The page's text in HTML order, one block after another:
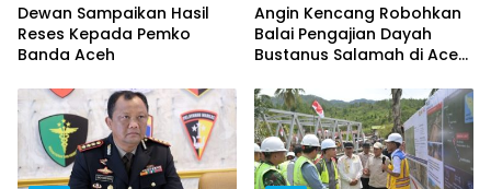
Dewan Sampaikan Hasil
Reses Kepada Pemko
Banda Aceh
Angin Kencang Robohkan
Balai Pengajian Dayah
Bustanus Salamah di Aceh